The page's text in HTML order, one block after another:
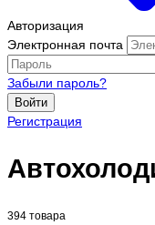
Авторизация
Электронная почта
Забыли пароль?
Войти
Регистрация
394 товара